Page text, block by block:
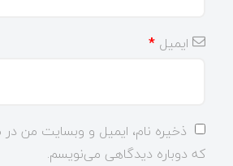
ایمیل *
ذخیره نام، ایمیل و وبسایت من در
که دوباره دیدگاهی می‌نویسم.